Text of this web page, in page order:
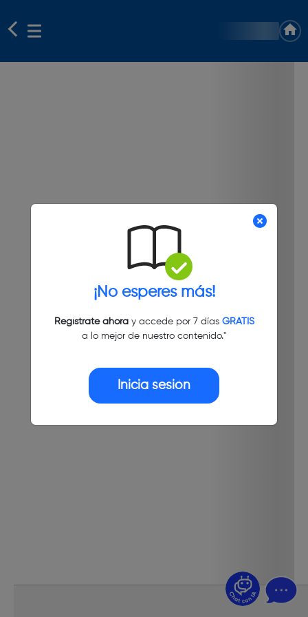
¡No esperes más!
Regístrate ahoray accede por 7 días GRATIS
a lo mejor de nuestro contenido."
Inicia sesión